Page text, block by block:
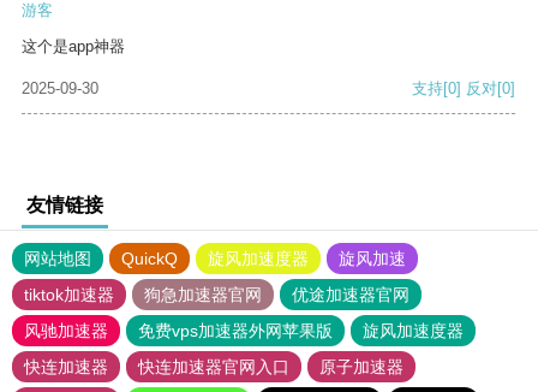
游客
这个是app神器
2025-09-30 支持[0] 反对[0]
友情链接
网站地图 QuickQ 旋风加速度器
旋风加速
tiktok加速器
狗急加速器官网
优途加速器官网
风驰加速器
免费vps加速器外网苹果版
旋风加速度器
快连加速器
快连加速器官网入口
原子加速器